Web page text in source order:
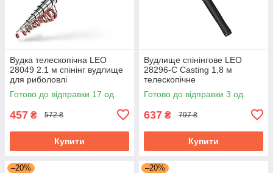
Вудка телескопічна LEO
28049 2.1 м спінінг вудлище
для риболовлі
Готово до відправки 17 од.
457 ₴ 572 ₴
Купити
Вудлище спінінгове LEO
28296-C Casting 1,8 м
телескопічне
мультиплікаторне
Готово до відправки 3 од.
637 ₴ 797 ₴
Купити
–20% –20%